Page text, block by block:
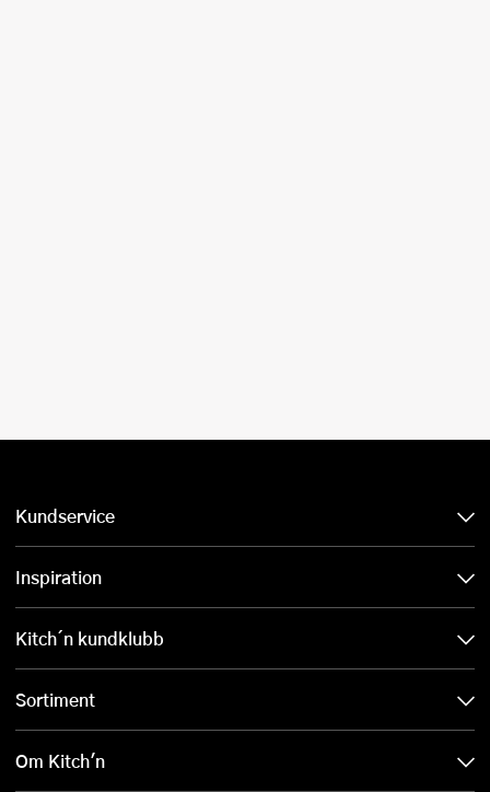
Kundservice
Inspiration
Kitch´n kundklubb
Sortiment
Om Kitch'n